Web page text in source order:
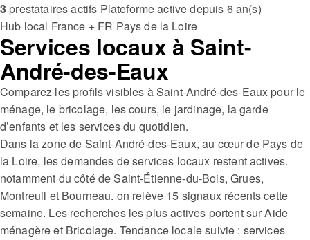
3 prestataires actifs Plateforme active depuis 6 an(s)
Hub local France + FR Pays de la Loire
Services locaux à Saint-
André-des-Eaux
Comparez les profils visibles à Saint-André-des-Eaux pour le
ménage, le bricolage, les cours, le jardinage, la garde
d’enfants et les services du quotidien.
Dans la zone de Saint-André-des-Eaux, au cœur de Pays de
la Loire, les demandes de services locaux restent actives.
notamment du côté de Saint-Étienne-du-Bois, Grues,
Montreuil et Bourneau. on relève 15 signaux récents cette
semaine. Les recherches les plus actives portent sur Aide
ménagère et Bricolage. Tendance locale suivie : services